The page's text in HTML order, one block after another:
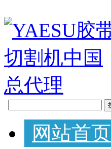
网站首页